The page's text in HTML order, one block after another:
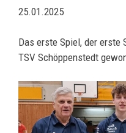
25.01.2025
Das erste Spiel, der erste
TSV Schöppenstedt